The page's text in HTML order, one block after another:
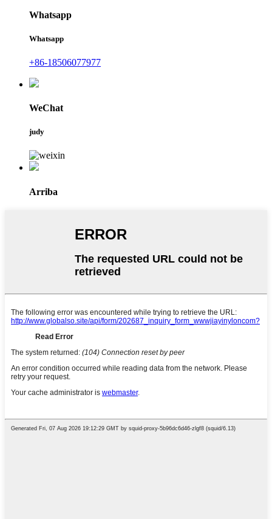
Whatsapp
Whatsapp
+86-18506077977
WeChat
judy
Arriba